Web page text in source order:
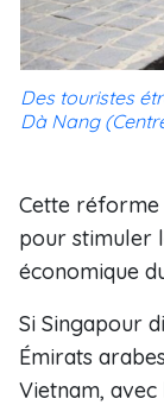
Des touristes
Dà Nang
Cette
pour stimuler
économique
Si Singapour
Émirats
Vietnam,